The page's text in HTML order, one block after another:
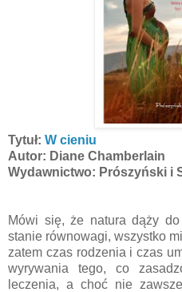
Tytuł: W cieniu
Autor: Diane Chamberlain
Wydawnictwo: Prószyński i
Mówi się, że natura dąży
stanie równowagi, wszystko
zatem czas rodzenia i czas
wyrywania tego, co
leczenia, a choć nie